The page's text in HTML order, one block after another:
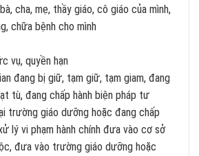
cha, mẹ, thầy giáo, cô giáo của mình,
chữa bệnh cho mình
vụ, quyền hạn
đang bị giữ, tạm giữ, tạm giam, đang
tù, đang chấp hành biện pháp tư
trường giáo dưỡng hoặc đang chấp
lý vi phạm hành chính đưa vào cơ sở
đưa vào trường giáo dưỡng hoặc